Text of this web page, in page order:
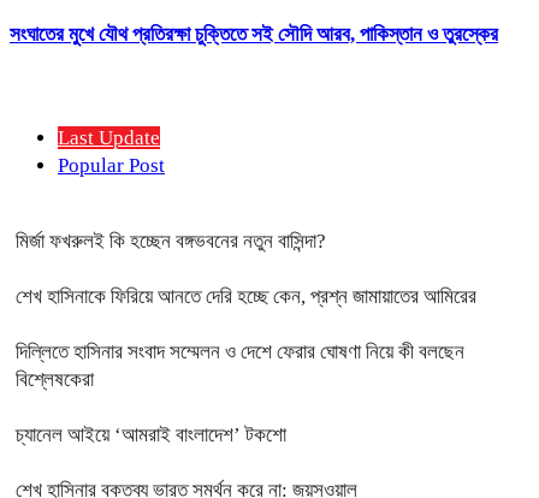
সংঘাতের মুখে যৌথ প্রতিরক্ষা চুক্তিতে সই সৌদি আরব, পাকিস্তান ও তুরস্কের
Last Update
Popular Post
মির্জা ফখরুলই কি হচ্ছেন বঙ্গভবনের নতুন বাসিন্দা?
শেখ হাসিনাকে ফিরিয়ে আনতে দেরি হচ্ছে কেন, প্রশ্ন জামায়াতের আমিরের
দিল্লিতে হাসিনার সংবাদ সম্মেলন ও দেশে ফেরার ঘোষণা নিয়ে কী বলছেন
বিশ্লেষকেরা
চ্যানেল আইয়ে ‘আমরাই বাংলাদেশ’ টকশো
শেখ হাসিনার বক্তব্য ভারত সমর্থন করে না: জয়সওয়াল